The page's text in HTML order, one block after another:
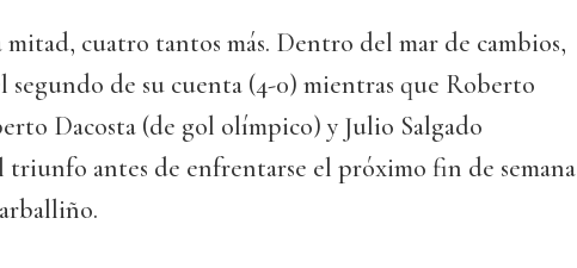
mitad, cuatro tantos más. Dentro del mar de cambios,
de su cuenta (4-0) mientras que Roberto
Dacosta (de gol olímpico) y Julio Salgado
antes de enfrentarse el próximo fin de semana